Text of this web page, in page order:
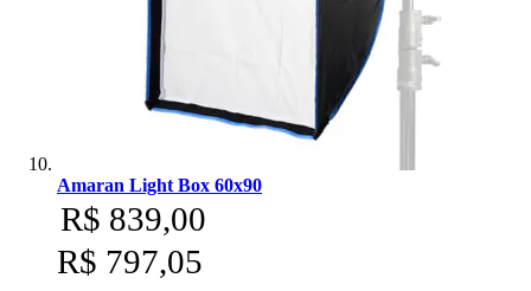
Amaran Light Box 60x90
R$ 839,00
R$ 797,05